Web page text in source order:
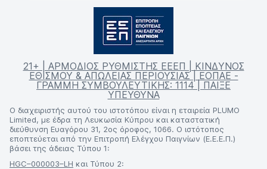
21+ | ΑΡΜΟΔΙΟΣ ΡΥΘΜΙΣΤΗΣ ΕΕΕΠ | ΚΙΝΔΥΝΟΣ
ΕΘΙΣΜΟΥ & ΑΠΩΛΕΙΑΣ ΠΕΡΙΟΥΣΙΑΣ | ΕΟΠΑΕ -
ΓΡΑΜΜΗ ΣΥΜΒΟΥΛΕΥΤΙΚΗΣ: 1114 | ΠΑΙΞΕ
ΥΠΕΥΘΥΝΑ
Ο διαχειριστής αυτού του ιστοτόπου είναι η εταιρεία PLUMO
Limited, με έδρα τη Λευκωσία Κύπρου και καταστατική
διεύθυνση Ευαγόρου 31, 2ος όροφος, 1066. Ο ιστότοπος
εποπτεύεται από την Επιτροπή Ελέγχου Παιγνίων (Ε.Ε.Ε.Π.)
βάσει της άδειας Τύπου 1:
HGC–000003–LH και Τύπου 2: